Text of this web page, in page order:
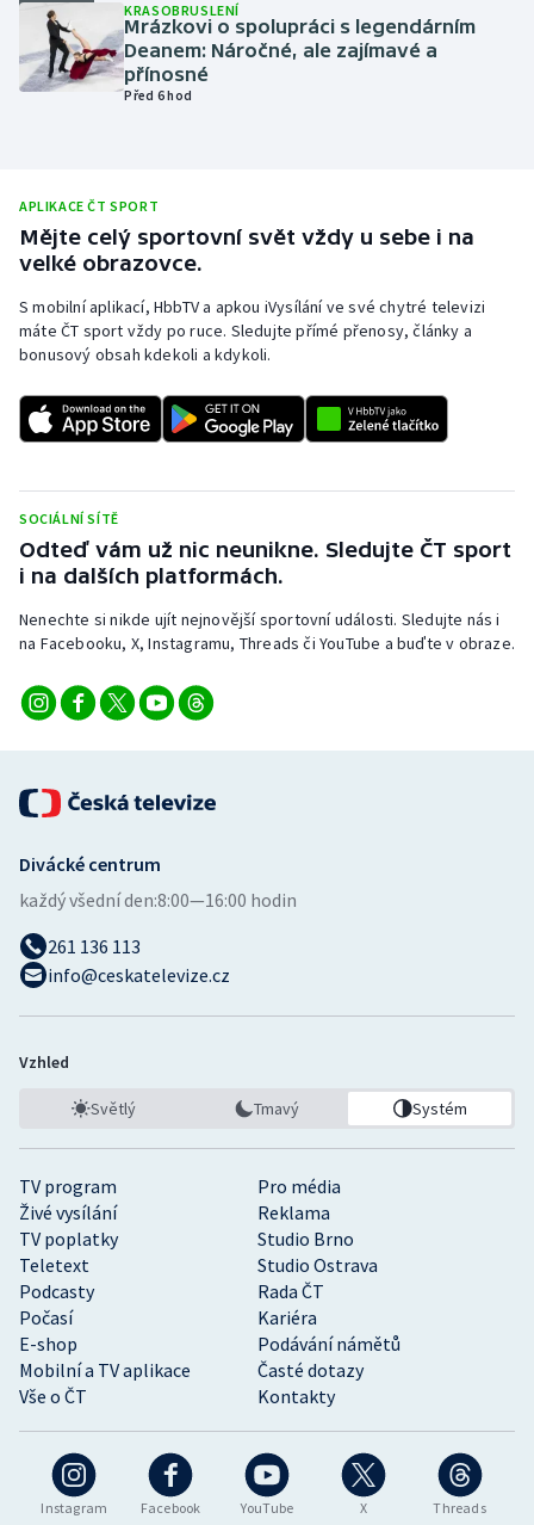
Parasport
Plavání
Rychlobruslení
Rychlostní kanoistika
Short track
Sportovní střelba
Triatlon
Veslování
Vodní slalom
Volejbal
KRASOBRUSLENÍ
Mrázkovi o spolupráci s legendárním
Deanem: Náročné, ale zajímavé a
přínosné
Před 6 hod
APLIKACE ČT SPORT
Mějte celý sportovní svět vždy u sebe i na
velké obrazovce.
S mobilní aplikací, HbbTV a apkou iVysílání ve své chytré televizi
máte ČT sport vždy po ruce. Sledujte přímé přenosy, články a
bonusový obsah kdekoli a kdykoli.
SOCIÁLNÍ SÍTĚ
Odteď vám už nic neunikne. Sledujte ČT sport
i na dalších platformách.
Nenechte si nikde ujít nejnovější sportovní události. Sledujte nás i
na Facebooku, X, Instagramu, Threads či YouTube a buďte v obraze.
Instagram Facebook YouTube X Threads
TV program
Pro média
Živé vysílání
Reklama
TV poplatky
Studio Brno
Teletext
Studio Ostrava
Podcasty
Rada ČT
Počasí
Kariéra
E-shop
Podávání námětů
Mobilní a TV aplikace
Časté dotazy
Vše o ČT
Kontakty
Divácké centrum
každý všední den:8:00—16:00 hodin
261 136 113
info@ceskatelevize.cz
Vzhled
Světlý Tmavý Systém